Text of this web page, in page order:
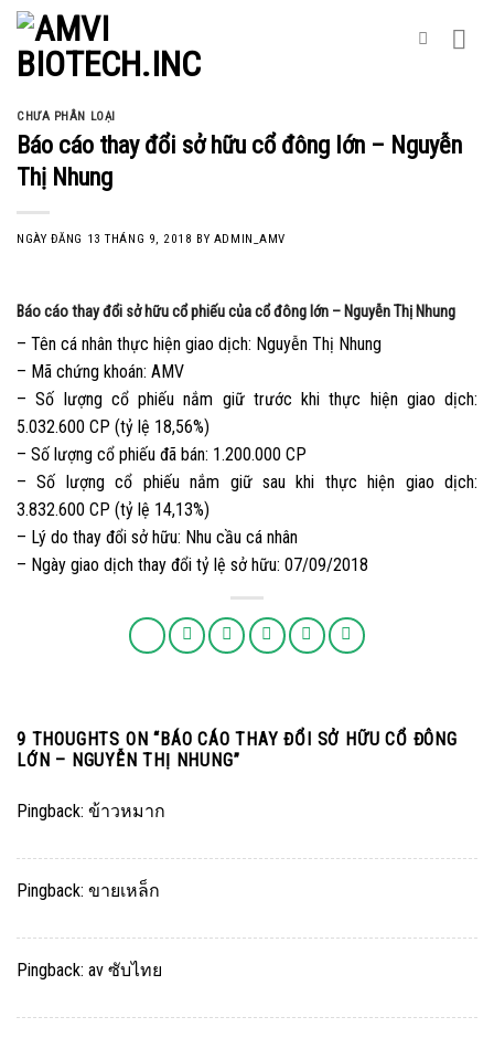
Skip
content
CHƯA PHÂN LOẠI
Báo cáo thay đổi sở hữu cổ đông lớn – Nguyễn
Thị Nhung
NGÀY ĐĂNG 13 THÁNG 9, 2018 BY ADMIN_AMV
Báo cáo thay đổi sở hữu cổ phiếu của cổ đông lớn – Nguyễn Thị Nhung
– Tên cá nhân thực hiện giao dịch: Nguyễn Thị Nhung
– Mã chứng khoán: AMV
– Số lượng cổ phiếu nắm giữ trước khi thực hiện giao dịch:
5.032.600 CP (tỷ lệ 18,56%)
– Số lượng cổ phiếu đã bán: 1.200.000 CP
– Số lượng cổ phiếu nắm giữ sau khi thực hiện giao dịch:
3.832.600 CP (tỷ lệ 14,13%)
– Lý do thay đổi sở hữu: Nhu cầu cá nhân
– Ngày giao dịch thay đổi tỷ lệ sở hữu: 07/09/2018
9 THOUGHTS ON “BÁO CÁO THAY ĐỔI SỞ HỮU CỔ ĐÔNG
LỚN – NGUYỄN THỊ NHUNG”
Pingback: ข้าวหมาก
Pingback: ขายเหล็ก
Pingback: av ซับไทย